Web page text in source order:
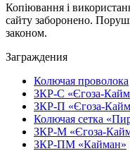
Копіювання і
сайту заборонено.
законом.
Заграждения
Колючая проволока
ЗКР-С «Єгоза-
ЗКР-П «Єгоза-
Колючая сетка
ЗКР-М «Єгоза-
ЗКР-ПМ «Кайман»